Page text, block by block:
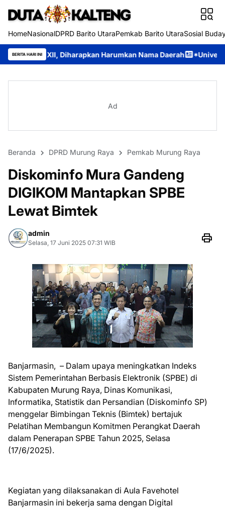
HomeNasionalDPRD Barito UtaraPemkab Barito UtaraSosial
BERITA HARI INIHarumkan Nama Daerah *Universitas Palangka
Ad
Beranda DPRD Murung Raya Pemkab Murung Raya
Diskominfo Mura Gandeng
DIGIKOM Mantapkan SPBE
Lewat Bimtek
admin
Selasa, 17 Juni 2025 07:31 WIB
Banjarmasin, – Dalam upaya meningkatkan Indeks
Sistem Pemerintahan Berbasis Elektronik (SPBE) di
Kabupaten Murung Raya, Dinas Komunikasi,
Informatika, Statistik dan Persandian (Diskominfo SP)
menggelar Bimbingan Teknis (Bimtek) bertajuk
Pelatihan Membangun Komitmen Perangkat Daerah
dalam Penerapan SPBE Tahun 2025, Selasa
(17/6/2025).
Kegiatan yang dilaksanakan di Aula Favehotel
Banjarmasin ini bekerja sama dengan Digital